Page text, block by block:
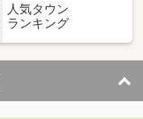
人気タウン
ランキング